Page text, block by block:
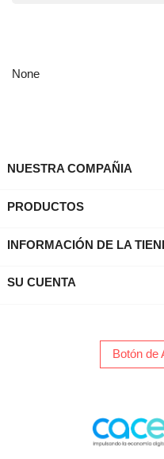
None
NUESTRA COMPAÑIA
PRODUCTOS
INFORMACIÓN DE LA
SU CUENTA
Botón de